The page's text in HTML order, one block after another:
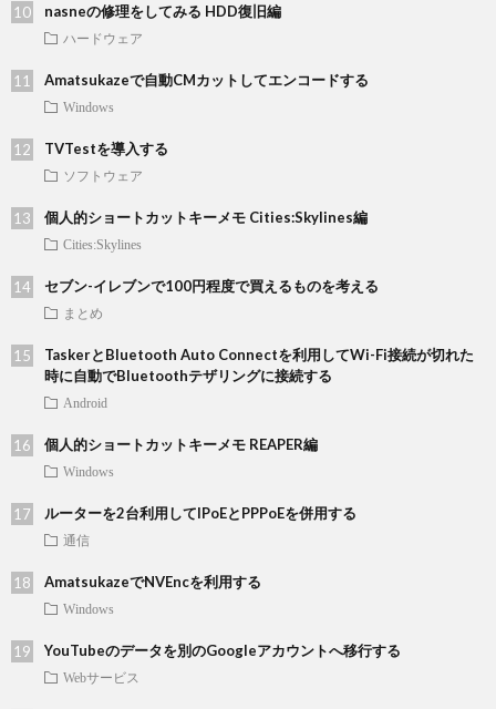
nasneの修理をしてみる HDD復旧編
ハードウェア
Amatsukazeで自動CMカットしてエンコードする
Windows
TVTestを導入する
ソフトウェア
個人的ショートカットキーメモ Cities:Skylines編
Cities:Skylines
セブン-イレブンで100円程度で買えるものを考える
まとめ
TaskerとBluetooth Auto Connectを利用してWi-Fi接続が切れた
時に自動でBluetoothテザリングに接続する
Android
個人的ショートカットキーメモ REAPER編
Windows
ルーターを2台利用してIPoEとPPPoEを併用する
通信
AmatsukazeでNVEncを利用する
Windows
YouTubeのデータを別のGoogleアカウントへ移行する
Webサービス